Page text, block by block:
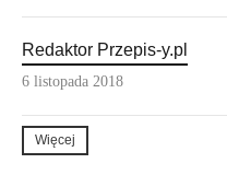
Redaktor Przepis-y.pl
6 listopada 2018
Więcej